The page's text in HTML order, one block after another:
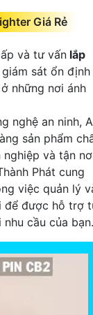
Giá Rẻ
và tư vấn lắp
sát ổn định
những nơi ánh
nghệ an ninh,
sản phẩm
và tận
Phát cung
việc quản lý
để được hỗ trợ
cầu của bạn.